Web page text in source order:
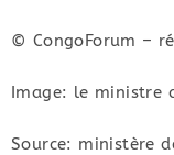
© CongoForum –
Image: le ministre
Source: ministère